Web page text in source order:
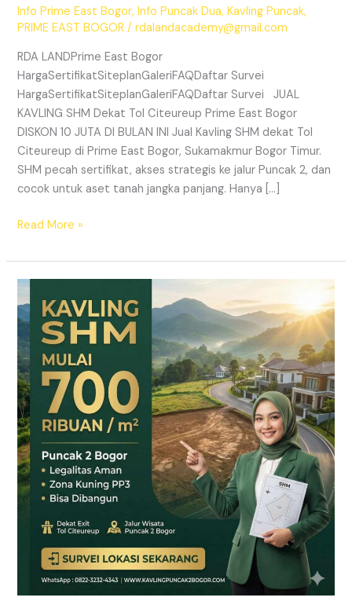
Info Prime East Bogor,Info Puncak Dua,Kavling Puncak,
PRIME EAST BOGOR /rdalandacademy@gmail.com
RDA LANDPrime East Bogor
HargaSertifikatSiteplanGaleriFAQDaftar Survei
HargaSertifikatSiteplanGaleriFAQDaftar Survei JUAL
KAVLING SHM Dekat Tol Citeureup Prime East Bogor
DISKON 10 JUTA DI BULAN INI Jual Kavling SHM dekat Tol
Citeureup di Prime East Bogor, Sukamakmur Bogor Timur.
SHM pecah sertifikat, akses strategis ke jalur Puncak 2, dan
cocok untuk aset tanah jangka panjang. Hanya […]
Read More »
HARMONI
PRIME
EAST
BOGOR
–
KAVLING
SHM
LEGAL
DI
PUNCAK
2
BOGOR